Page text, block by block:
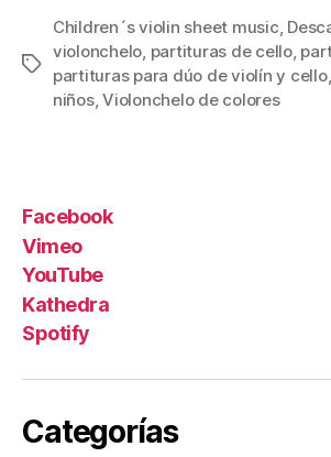
Etiquetas
Children´s violin sheet music
violonchelo partituras de cello,
partituras para dúo de violín y cello,
niños,Violonchelo de colores
Facebook
Vimeo
YouTube
Kathedra
Spotify
Categorías